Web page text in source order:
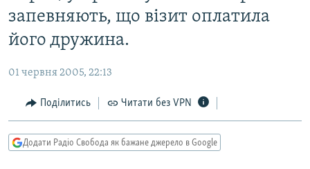
основної
навігації
до
СПОРТ
УКРАЇНА
РОСІЙСЬКА «ФІЛЬТРАЦІЯ»
КРИМ.РЕАЛІЇ
ТИ ЯК?
СХЕМИ
запевняють, що візит оплатила
його дружина.
01 червня 2005, 22:13
Поділитись Читати без VPN
Додати Радіо Свобода як бажане джерело в Google